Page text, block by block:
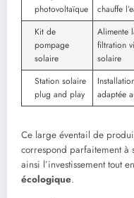
photovoltaïque
chauffe
Kit de
pompage
solaire
Alimente
filtration
solaire
Station solaire
plug and play
adaptée
Ce large éventail de
correspond parfaitement à
ainsi l’investissement tout
écologique.